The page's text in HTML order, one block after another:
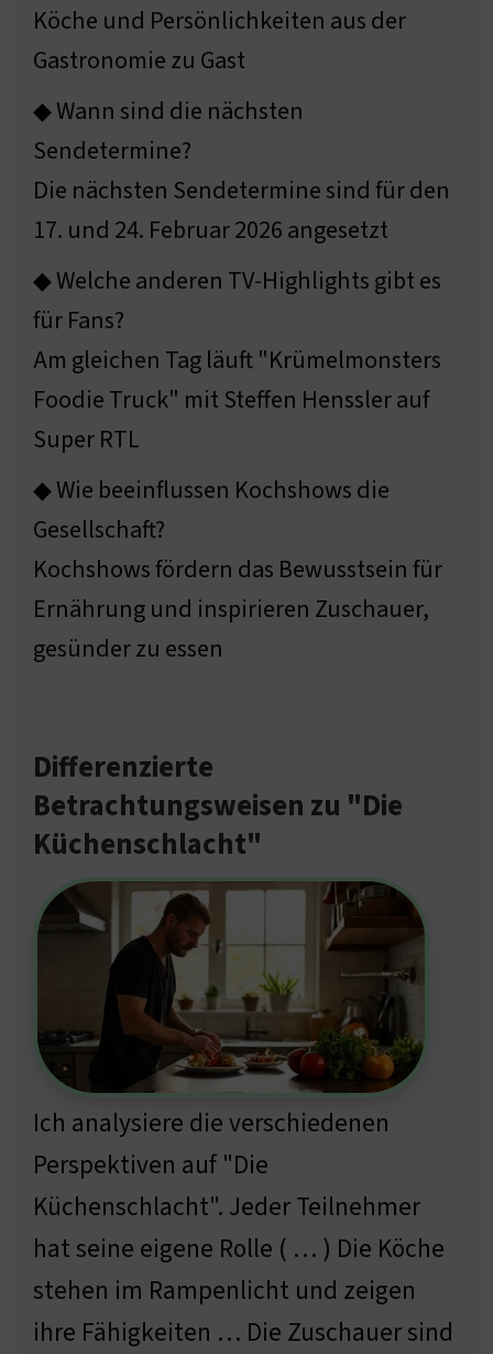
Köche und Persönlichkeiten aus der
Gastronomie zu Gast
◆ Wann sind die nächsten
Sendetermine?
Die nächsten Sendetermine sind für den
17. und 24. Februar 2026 angesetzt
◆ Welche anderen TV-Highlights gibt es
für Fans?
Am gleichen Tag läuft "Krümelmonsters
Foodie Truck" mit Steffen Henssler auf
Super RTL
◆ Wie beeinflussen Kochshows die
Gesellschaft?
Kochshows fördern das Bewusstsein für
Ernährung und inspirieren Zuschauer,
gesünder zu essen
Differenzierte
Betrachtungsweisen zu "Die
Küchenschlacht"
Ich analysiere die verschiedenen
Perspektiven auf "Die
Küchenschlacht". Jeder Teilnehmer
hat seine eigene Rolle ( … ) Die Köche
stehen im Rampenlicht und zeigen
ihre Fähigkeiten … Die Zuschauer sind